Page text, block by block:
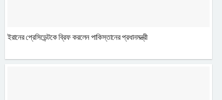
ইরানের প্রেসিডেন্টকে ব্রিফ করলেন পাকিস্তানের প্রধানমন্ত্রী